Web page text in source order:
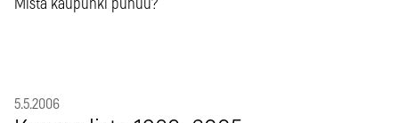
Mistä kaupunki puhuu?
5.5.2006